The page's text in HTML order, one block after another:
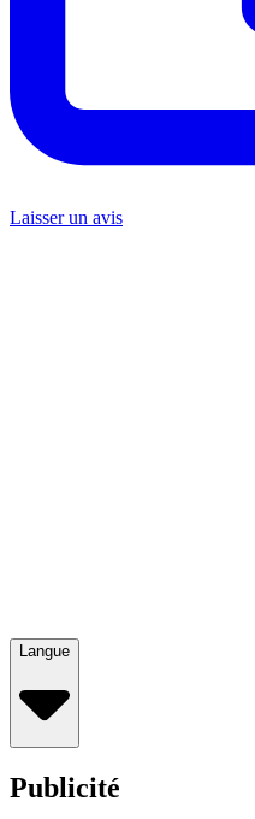
Laisser un avis
Langue
Publicité